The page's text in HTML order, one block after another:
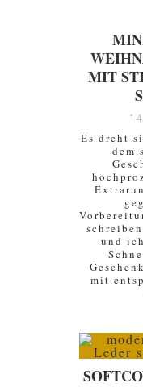
MIT
Es dreht
dem
und
mit